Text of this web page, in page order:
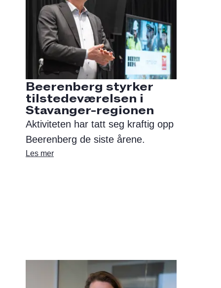
Beerenberg styrker
tilstedeværelsen i
Stavanger-regionen
Aktiviteten har tatt seg kraftig opp
Beerenberg de siste årene.
Les mer